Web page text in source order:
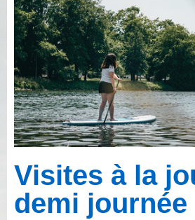
Visites à la
demi journée